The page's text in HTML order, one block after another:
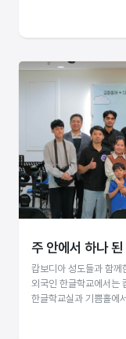
주 안에서 하나
캄보디아 성도들과 함께
외국인 한글학교에서는
한글학교실과 기쁨홀에